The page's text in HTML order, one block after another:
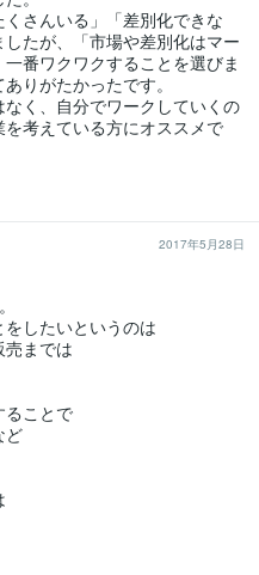
さんいる」「差別化できな
たが、「市場や差別化はマー
番ワクワクすることを選びま
りがたかったです。
く、自分でワークしていくの
考えている方にオススメで
2017年5月28日
したいというのは
までは
ることで
ど